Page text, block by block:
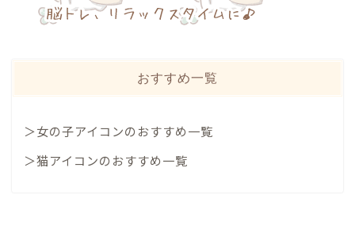
おすすめ一覧
＞女の子アイコンのおすすめ一覧
＞猫アイコンのおすすめ一覧